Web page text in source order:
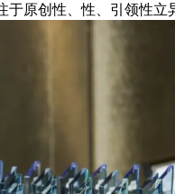
原创性、性、引领性